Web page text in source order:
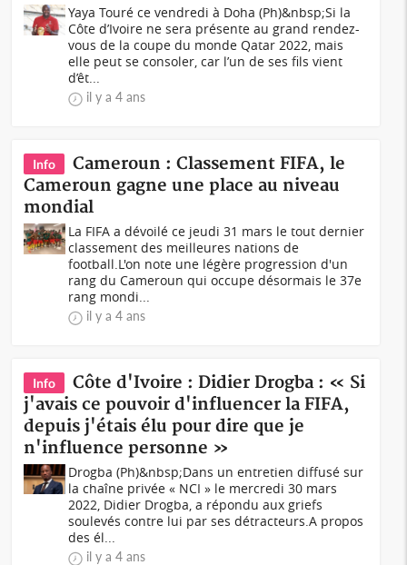
Yaya Touré ce vendredi à Doha (Ph)&nbsp;Si la
Côte d’Ivoire ne sera présente au grand rendez-
vous de la coupe du monde Qatar 2022, mais
elle peut se consoler, car l’un de ses fils vient
d’êt...
il y a 4 ans
Info
Cameroun : Classement FIFA, le
Cameroun gagne une place au niveau
mondial
La FIFA a dévoilé ce jeudi 31 mars le tout dernier
classement des meilleures nations de
football.L'on note une légère progression d'un
rang du Cameroun qui occupe désormais le 37e
rang mondi...
il y a 4 ans
Info
Côte d'Ivoire : Didier Drogba : « Si
j'avais ce pouvoir d'influencer la FIFA,
depuis j'étais élu pour dire que je
n'influence personne »
Drogba (Ph)&nbsp;Dans un entretien diffusé sur
la chaîne privée « NCI » le mercredi 30 mars
2022, Didier Drogba, a répondu aux griefs
soulevés contre lui par ses détracteurs.A propos
des él...
il y a 4 ans